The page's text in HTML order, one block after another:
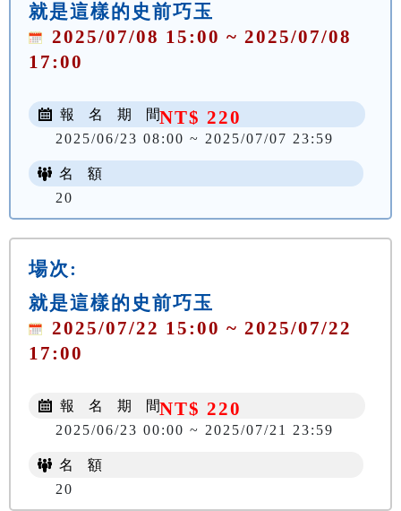
就是這樣的史前巧玉
2025/07/08 15:00 ~ 2025/07/08
17:00
NT$ 220
報 名 期 間
2025/06/23 08:00 ~ 2025/07/07 23:59
名 額
20
場次:
就是這樣的史前巧玉
2025/07/22 15:00 ~ 2025/07/22
17:00
NT$ 220
報 名 期 間
2025/06/23 00:00 ~ 2025/07/21 23:59
名 額
20